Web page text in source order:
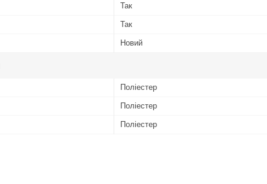
Так
Так
Новий
Поліестер
Поліестер
Поліестер